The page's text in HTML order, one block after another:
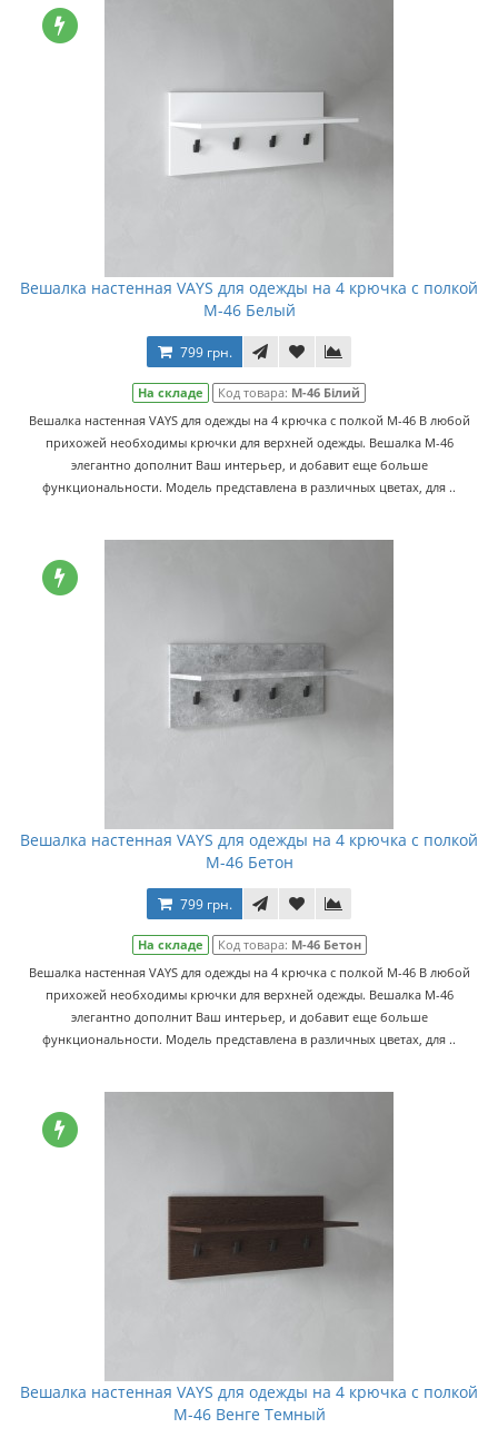
Вешалка настенная VAYS для одежды на 4 крючка с полкой
M-46 Белый
799 грн.
На складе Код товара: M-46 Білий
Вешалка настенная VAYS для одежды на 4 крючка с полкой M-46 В любой
прихожей необходимы крючки для верхней одежды. Вешалка M-46
элегантно дополнит Ваш интерьер, и добавит еще больше
функциональности. Модель представлена в различных цветах, для ..
Вешалка настенная VAYS для одежды на 4 крючка с полкой
M-46 Бетон
799 грн.
На складе Код товара: M-46 Бетон
Вешалка настенная VAYS для одежды на 4 крючка с полкой M-46 В любой
прихожей необходимы крючки для верхней одежды. Вешалка M-46
элегантно дополнит Ваш интерьер, и добавит еще больше
функциональности. Модель представлена в различных цветах, для ..
Вешалка настенная VAYS для одежды на 4 крючка с полкой
M-46 Венге Темный